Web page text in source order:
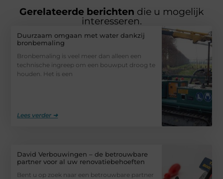
Gerelateerde berichten die u mogelijk
interesseren.
Duurzaam omgaan met water dankzij
bronbemaling
Bronbemaling is veel meer dan alleen een
technische ingreep om een bouwput droog te
houden. Het is een
Lees verder ➜
David Verbouwingen – de betrouwbare
partner voor al uw renovatiebehoeften
Bent u op zoek naar een betrouwbare partner